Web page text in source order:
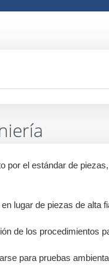
por el estándar de
lugar de piezas de alta
de los procedimientos
para pruebas